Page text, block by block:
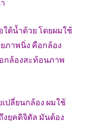
ต้น้ำด้วย โดยผมใช้
ภาพนิ่ง คือกล้อง
อกล้องสะท้อนภาพ
ปลี่ยนกล้อง ผมใช้
งยุคดิจิตัล มันต้อง